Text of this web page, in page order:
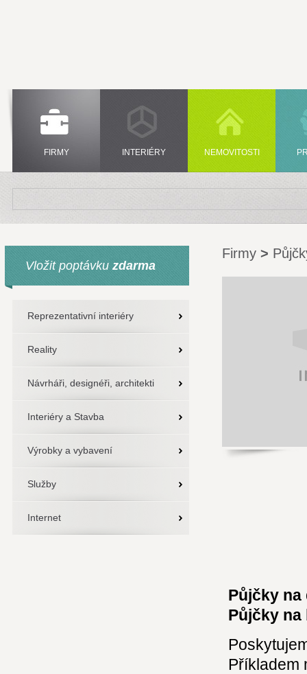
FIRMY INTERIÉRY NEMOVITOSTI
Vložit poptávku zdarma
Reprezentativní interiéry
Reality
Návrháři, designéři, architekti
Interiéry a Stavba
Výrobky a vybavení
Služby
Internet
Firmy >
Půjčky
Půjčky na
Příkladem